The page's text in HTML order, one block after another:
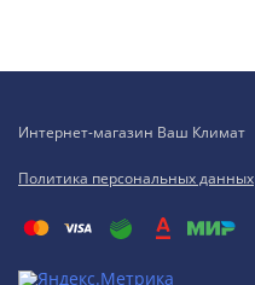
Интернет-магазин Ваш Климат
Политика персональных данных